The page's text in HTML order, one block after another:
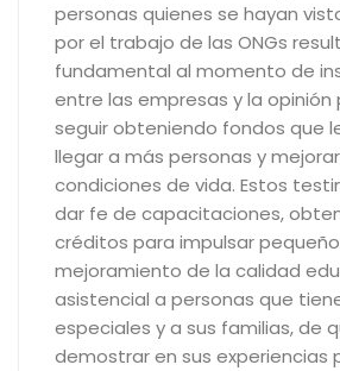
personas quienes se hayan
por el trabajo de las ONGs
fundamental al momento de
entre las empresas y la opinión
seguir obteniendo fondos que
llegar a más personas y
condiciones de vida. Estos
dar fe de capacitaciones,
créditos para impulsar
mejoramiento de la calidad
asistencial a personas que
especiales y a sus familias, de
demostrar en sus experiencias